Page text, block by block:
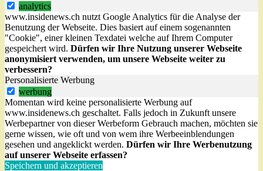
analytics
www.insidenews.ch nutzt Google Analytics für die Analyse der
Benutzung der Webseite. Dies basiert auf einem sogenannten
"Cookie", einer kleinen Texdatei welche auf Ihrem Computer
gespeichert wird. Dürfen wir Ihre Nutzung unserer Webseite
anonymisiert verwenden, um unsere Webseite weiter zu
verbessern?
Personalisierte Werbung
werbung
Momentan wird keine personalisierte Werbung auf
www.insidenews.ch geschaltet. Falls jedoch in Zukunft unsere
Werbepartner von dieser Werbeform Gebrauch machen, möchten sie
gerne wissen, wie oft und von wem ihre Werbeeinblendungen
gesehen und angeklickt werden. Dürfen wir Ihre Werbenutzung
auf unserer Webseite erfassen?
Speichern und akzeptieren